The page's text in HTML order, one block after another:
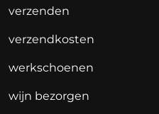
verzenden
verzendkosten
werkschoenen
wijn bezorgen